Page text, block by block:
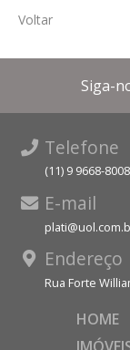
Voltar
Siga-
Telefone
(11) 9 9668-8008
E-mail
Endereço
Rua Forte
HOME